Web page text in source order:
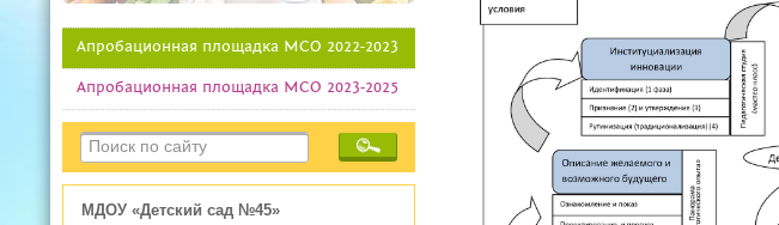
Апробационная площадка МСО 2022-2023
Апробационная площадка МСО 2023-2025
МДОУ «Детский сад №45»